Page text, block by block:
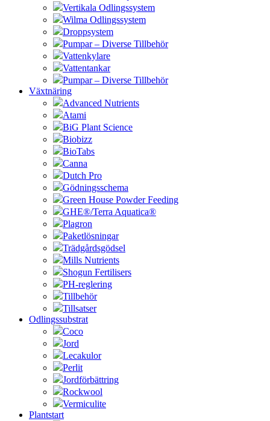
Vertikala Odlingssystem
Wilma Odlingssystem
Droppsystem
Pumpar – Diverse Tillbehör
Vattenkylare
Vattentankar
Pumpar – Diverse Tillbehör
Växtnäring
Advanced Nutrients
Atami
BiG Plant Science
Biobizz
BioTabs
Canna
Dutch Pro
Gödningsschema
Green House Powder Feeding
GHE®/Terra Aquatica®
Plagron
Paketlösningar
Trädgårdsgödsel
Mills Nutrients
Shogun Fertilisers
PH-reglering
Tillbehör
Tillsatser
Odlingssubstrat
Coco
Jord
Lecakulor
Perlit
Jordförbättring
Rockwool
Vermiculite
Plantstart